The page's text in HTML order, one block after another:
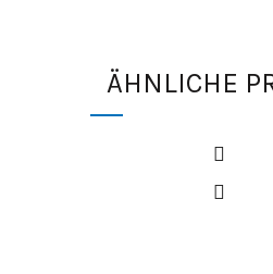
ÄHNLICHE